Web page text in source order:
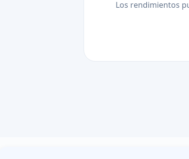
Los rendimientos